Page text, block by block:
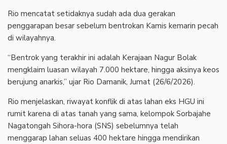
Rio mencatat setidaknya sudah ada dua gerakan
penggarapan besar sebelum bentrokan Kamis kemarin pecah
di wilayahnya.
“Bentrok yang terakhir ini adalah Kerajaan Nagur Bolak
mengklaim luasan wilayah 7.000 hektare, hingga aksinya keos
berujung anarkis,” ujar Rio Damanik, Jumat (26/6/2026).
Rio menjelaskan, riwayat konflik di atas lahan eks HGU ini
rumit karena di atas tanah yang sama, kelompok Sorbajahe
Nagatongah Sihora-hora (SNS) sebelumnya telah
menggarap lahan seluas 400 hektare hingga mendirikan